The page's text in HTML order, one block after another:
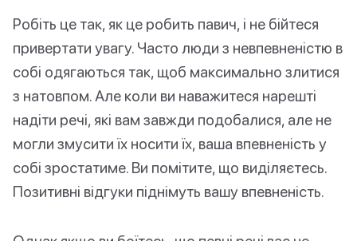
Робіть це так, як це робить павич, і не бійтеся
привертати увагу. Часто люди з невпевненістю в
собі одягаються так, щоб максимально злитися
з натовпом. Але коли ви наважитеся нарешті
надіти речі, які вам завжди подобалися, але не
могли змусити їх носити їх, ваша впевненість у
собі зростатиме. Ви помітите, що виділяєтесь.
Позитивні відгуки піднімуть вашу впевненість.